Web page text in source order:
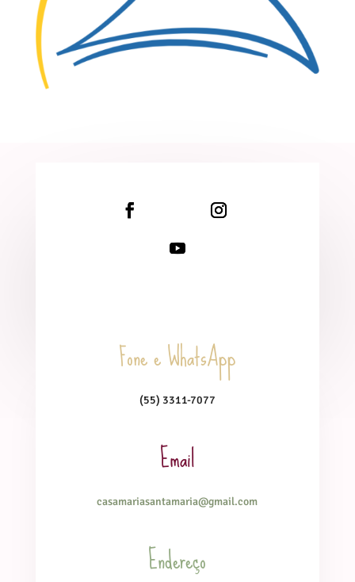
Fone e WhatsApp
(55) 3311-7077
Email
casamariasantamaria@gmail.com
Endereço